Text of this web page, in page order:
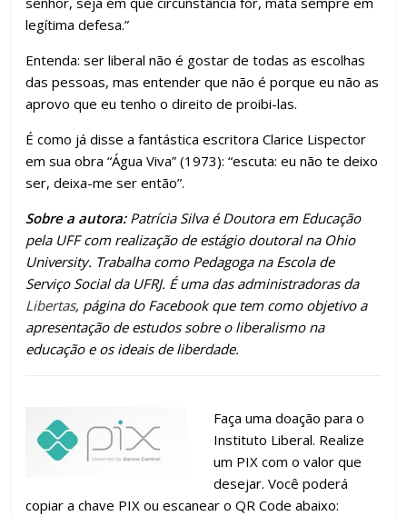
legítima defesa.”
Entenda: ser liberal não é gostar de todas as escolhas
das pessoas, mas entender que não é porque eu não as
aprovo que eu tenho o direito de proibi-las.
É como já disse a fantástica escritora Clarice Lispector
em sua obra “Água Viva” (1973): “escuta: eu não te deixo
ser, deixa-me ser então”.
Sobre a autora:Patrícia Silva é Doutora em Educação
pela UFF com realização de estágio doutoral na Ohio
University. Trabalha como Pedagoga na Escola de
Serviço Social da UFRJ. É uma das administradoras da
Libertas, página do Facebook que tem como objetivo a
apresentação de estudos sobre o liberalismo na
educação e os ideais de liberdade.
Faça uma doação para o
Instituto Liberal. Realize
um PIX com o valor que
desejar. Você poderá
copiar a chave PIX ou escanear o QR Code abaixo: